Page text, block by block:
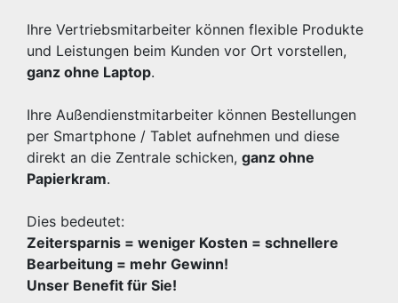
Ihre Vertriebsmitarbeiter können flexible Produkte
und Leistungen beim Kunden vor Ort vorstellen,
ganz ohne Laptop.
Ihre Außendienstmitarbeiter können Bestellungen
per Smartphone / Tablet aufnehmen und diese
direkt an die Zentrale schicken, ganz ohne
Papierkram.
Dies bedeutet:
Zeitersparnis = weniger Kosten = schnellere
Bearbeitung = mehr Gewinn!
Unser Benefit für Sie!